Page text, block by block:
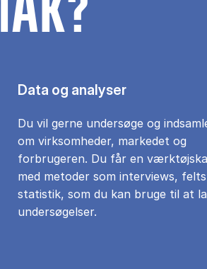
Data og analyser
Du vil gerne undersøge og
om virksomheder, markedet og
forbrugeren. Du får en
med metoder som interviews,
statistik, som du kan bruge til at
undersøgelser.